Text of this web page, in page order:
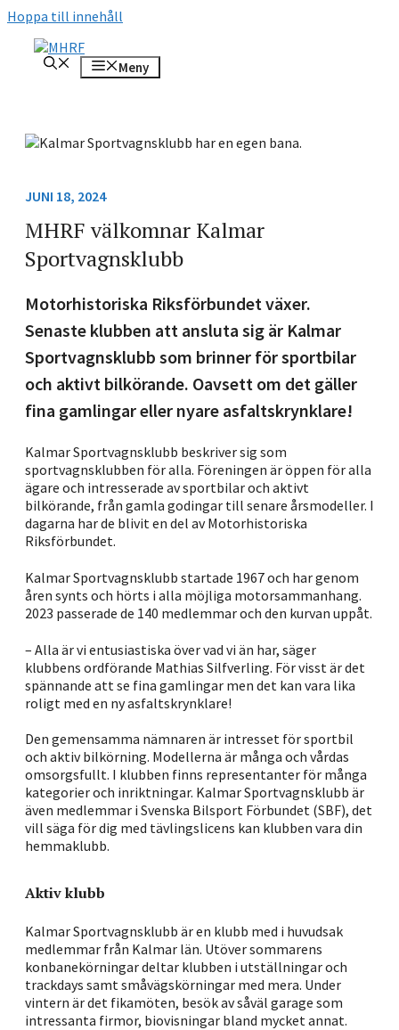
Hoppa till innehåll
Meny
JUNI 18, 2024
MHRF välkomnar Kalmar
Sportvagnsklubb
Motorhistoriska Riksförbundet växer.
Senaste klubben att ansluta sig är Kalmar
Sportvagnsklubb som brinner för sportbilar
och aktivt bilkörande. Oavsett om det gäller
fina gamlingar eller nyare asfaltskrynklare!
Kalmar Sportvagnsklubb beskriver sig som
sportvagnsklubben för alla. Föreningen är öppen för alla
ägare och intresserade av sportbilar och aktivt
bilkörande, från gamla godingar till senare årsmodeller. I
dagarna har de blivit en del av Motorhistoriska
Riksförbundet.
Kalmar Sportvagnsklubb startade 1967 och har genom
åren synts och hörts i alla möjliga motorsammanhang.
2023 passerade de 140 medlemmar och den kurvan uppåt.
– Alla är vi entusiastiska över vad vi än har, säger
klubbens ordförande Mathias Silfverling. För visst är det
spännande att se fina gamlingar men det kan vara lika
roligt med en ny asfaltskrynklare!
Den gemensamma nämnaren är intresset för sportbil
och aktiv bilkörning. Modellerna är många och vårdas
omsorgsfullt. I klubben finns representanter för många
kategorier och inriktningar. Kalmar Sportvagnsklubb är
även medlemmar i Svenska Bilsport Förbundet (SBF), det
vill säga för dig med tävlingslicens kan klubben vara din
hemmaklubb.
Aktiv klubb
Kalmar Sportvagnsklubb är en klubb med i huvudsak
medlemmar från Kalmar län. Utöver sommarens
konbanekörningar deltar klubben i utställningar och
trackdays samt småvägskörningar med mera. Under
vintern är det fikamöten, besök av såväl garage som
intressanta firmor, biovisningar bland mycket annat.